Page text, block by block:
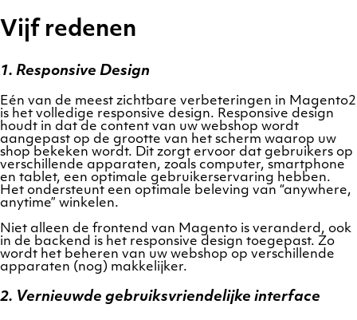
Vijf redenen
1. Responsive Design
Eén van de meest zichtbare verbeteringen in Magento2
is het volledige responsive design. Responsive design
houdt in dat de content van uw webshop wordt
aangepast op de grootte van het scherm waarop uw
shop bekeken wordt. Dit zorgt ervoor dat gebruikers op
verschillende apparaten, zoals computer, smartphone
en tablet, een optimale gebruikerservaring hebben.
Het ondersteunt een optimale beleving van “anywhere,
anytime” winkelen.
Niet alleen de frontend van Magento is veranderd, ook
in de backend is het responsive design toegepast. Zo
wordt het beheren van uw webshop op verschillende
apparaten (nog) makkelijker.
2. Vernieuwde gebruiksvriendelijke interface